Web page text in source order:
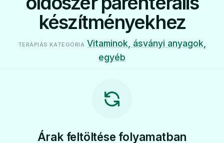
készítményekhez
TERÁPIÁS KATEGÓRIA Vitaminok, ásványi anyagok,
egyéb
Árak feltöltése folyamatban